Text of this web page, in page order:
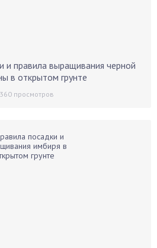
и правила выращивания черной
в открытом грунте
просмотров